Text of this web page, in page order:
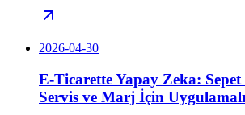
2026-04-30
E-Ticarette Yapay Zeka:
Servis ve Marj İçin